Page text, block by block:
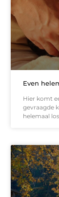
Even
Hier komt
gevraagde
helemaal